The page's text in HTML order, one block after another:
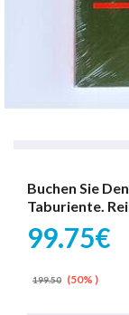
Buchen Sie
Taburiente.
99.75€
199.50 (50% )